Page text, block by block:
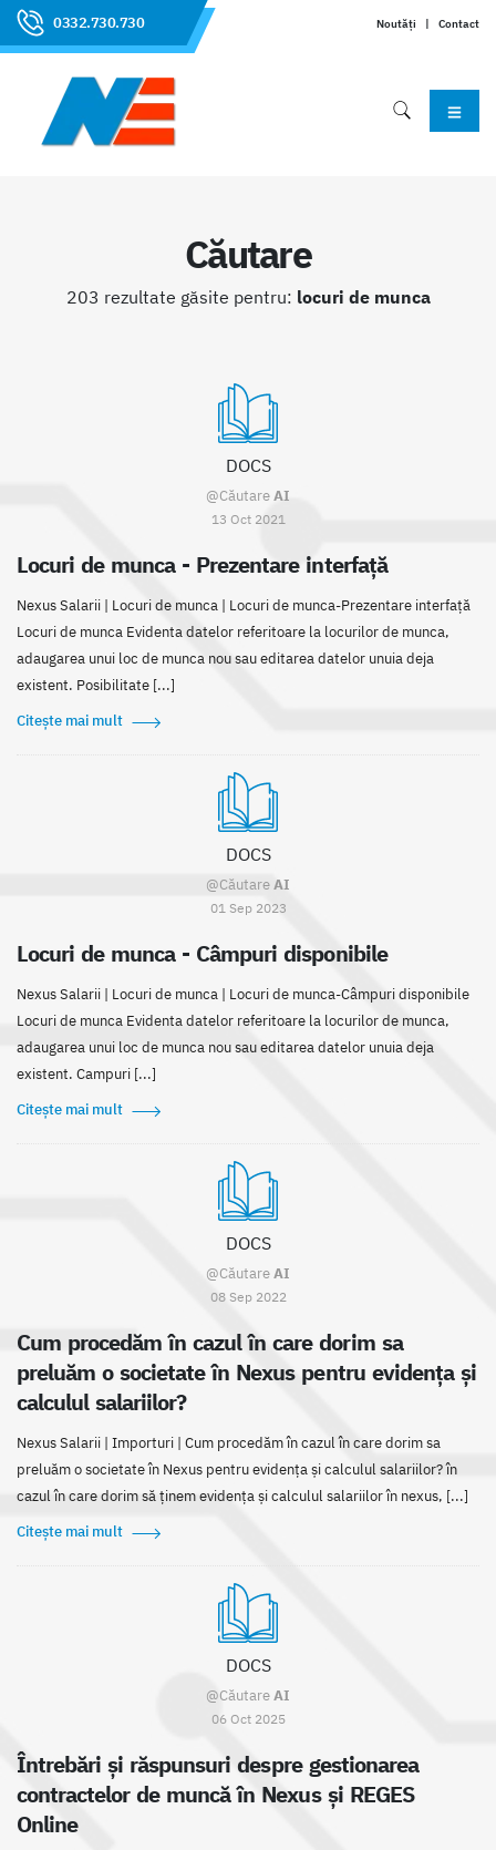
0332.730.730 Noutăți | Contact
Căutare
203 rezultate găsite pentru: locuri de munca
DOCS
@CăutareAI
13 Oct 2021
Locuri de munca - Prezentare interfață
Nexus Salarii | Locuri de munca | Locuri de munca-Prezentare interfață
Locuri de munca Evidenta datelor referitoare la locurilor de munca,
adaugarea unui loc de munca nou sau editarea datelor unuia deja
existent. Posibilitate [...]
Citește mai mult
DOCS
@CăutareAI
01 Sep 2023
Locuri de munca - Câmpuri disponibile
Nexus Salarii | Locuri de munca | Locuri de munca-Câmpuri disponibile
Locuri de munca Evidenta datelor referitoare la locurilor de munca,
adaugarea unui loc de munca nou sau editarea datelor unuia deja
existent. Campuri [...]
Citește mai mult
DOCS
@CăutareAI
08 Sep 2022
Cum procedăm în cazul în care dorim sa
preluăm o societate în Nexus pentru evidența și
calculul salariilor?
Nexus Salarii | Importuri | Cum procedăm în cazul în care dorim sa
preluăm o societate în Nexus pentru evidența și calculul salariilor? în
cazul în care dorim să ținem evidența și calculul salariilor în nexus, [...]
Citește mai mult
DOCS
@CăutareAI
06 Oct 2025
Întrebări și răspunsuri despre gestionarea
contractelor de muncă în Nexus și REGES
Online